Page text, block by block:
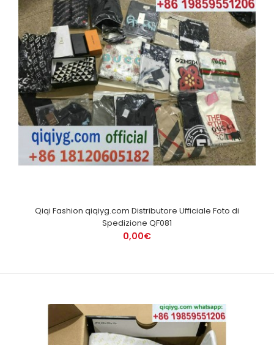
Qiqi Fashion qiqiyg.com Distributore Ufficiale Foto di
Spedizione QF081
0,00€